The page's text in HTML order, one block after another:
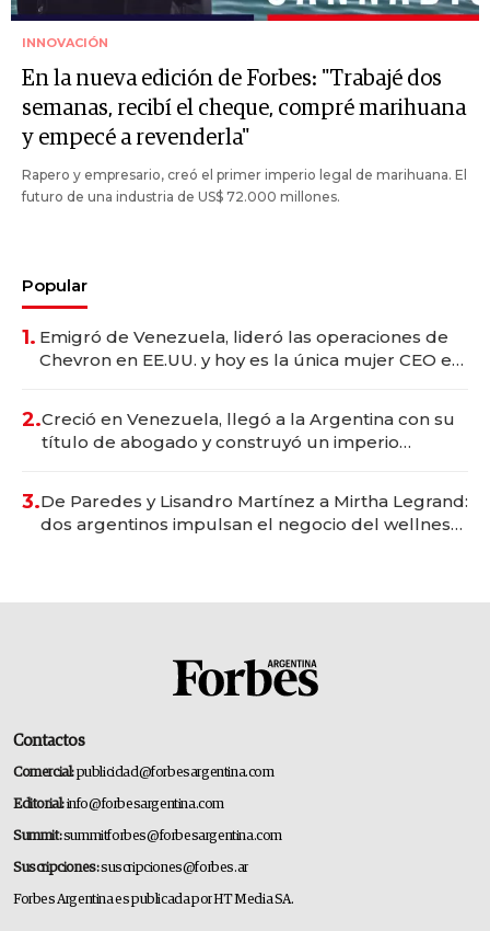
INNOVACIÓN
En la nueva edición de Forbes: "Trabajé dos
semanas, recibí el cheque, compré marihuana
y empecé a revenderla"
Rapero y empresario, creó el primer imperio legal de marihuana. El
futuro de una industria de US$ 72.000 millones.
Popular
1. Emigró de Venezuela, lideró las operaciones de
Chevron en EE.UU. y hoy es la única mujer CEO en
2.Creció en Venezuela, llegó a la Argentina con su
título de abogado y construyó un imperio
3.De Paredes y Lisandro Martínez a Mirtha Legrand:
dos argentinos impulsan el negocio del wellness
Contactos
Comercial:publicidad@forbesargentina.com
Editorial:info@forbesargentina.com
Summit:summitforbes@forbesargentina.com
Suscripciones:suscripciones@forbes.ar
Forbes Argentina es publicada por HT Media SA.